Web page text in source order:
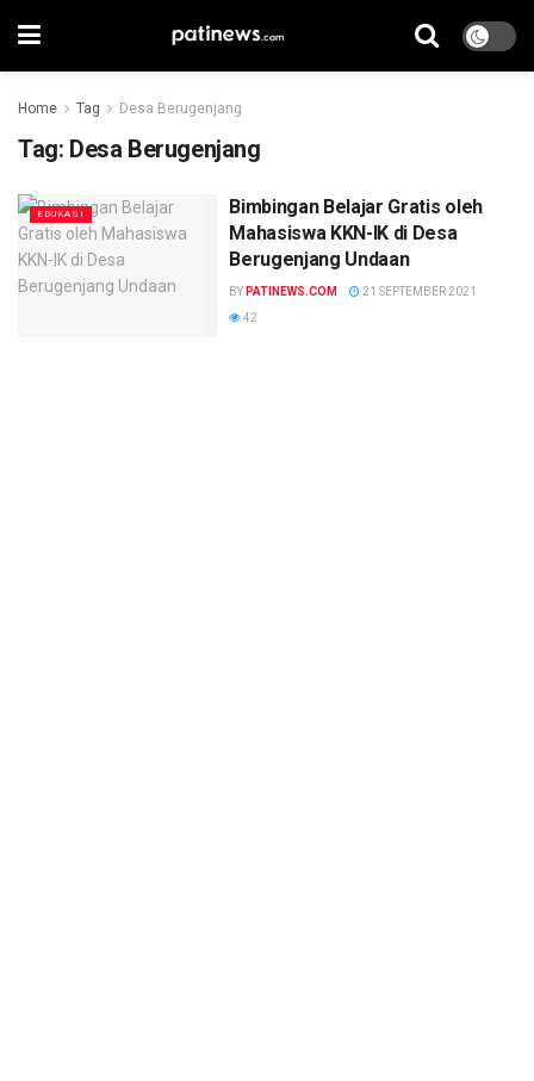
Home Tag Desa Berugenjang
Tag: Desa Berugenjang
EDUKASI
Bimbingan Belajar Gratis oleh
Mahasiswa KKN-IK di Desa
Berugenjang Undaan
BY PATINEWS.COM
21 SEPTEMBER 2021
42